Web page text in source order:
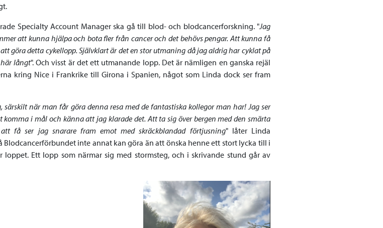
Specialty Account Manager ska gå till blod- och blodcancerforskning. "Jag
att kunna hjälpa och bota fler från cancer och det behövs pengar. Att kunna få
göra detta cykellopp. Självklart är det en stor utmaning då jag aldrig har cyklat på
långt". Och visst är det ett utmanande lopp. Det är nämligen en ganska rejäl
kring Nice i Frankrike till Girona i Spanien, något som Linda dock ser fram
särskilt när man får göra denna resa med de fantastiska kollegor man har! Jag ser
i mål och känna att jag klarade det. Att ta sig över bergen med den smärta
få ser jag snarare fram emot med skräckblandad förtjusning" låter Linda
Blodcancerförbundet inte annat kan göra än att önska henne ett stort lycka till i
loppet. Ett lopp som närmar sig med stormsteg, och i skrivande stund går av